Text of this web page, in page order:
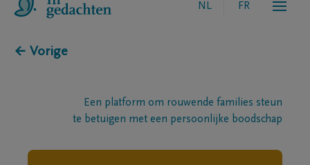
NL FR
← Vorige
Een platform om rouwende families steun
te betuigen met een persoonlijke boodschap